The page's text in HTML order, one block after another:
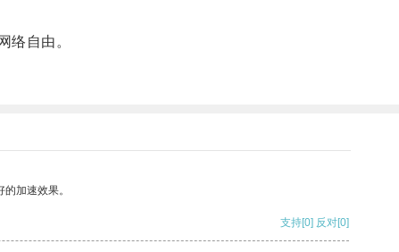
自由。
加速效果。
支持[0] 反对[0]